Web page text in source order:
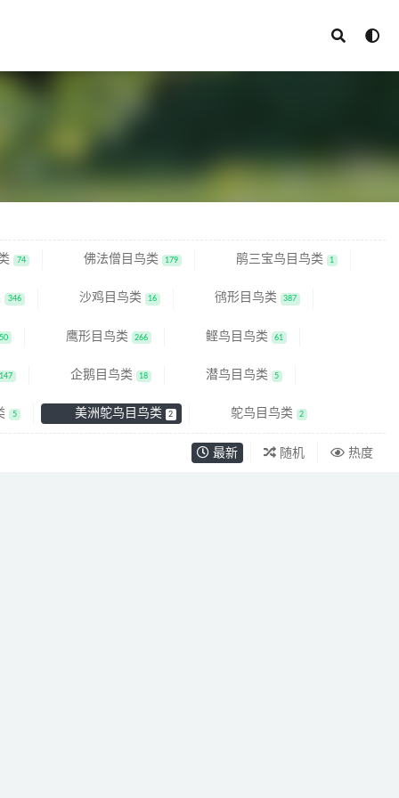
74 佛法僧目鸟类 179 鹃三宝鸟目鸟类 1
346 沙鸡目鸟类 16 鸻形目鸟类 387
鹰形目鸟类 266 鲣鸟目鸟类 61
企鹅目鸟类 18 潜鸟目鸟类 5
5 美洲鸵鸟目鸟类 2 鸵鸟目鸟类 2
最新 随机 热度